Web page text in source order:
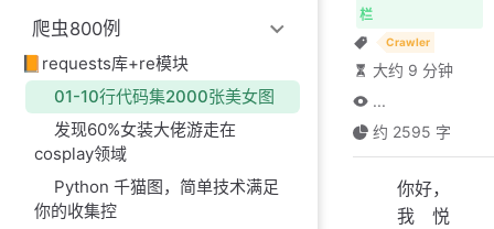
爬虫800例
📙requests库+re模块
01-10行代码集2000张美女图
发现60%女装大佬游走在
cosplay领域
Python 千猫图，简单技术满足
你的收集控
栏
Crawler
大约 9 分钟
...
约 2595 字
你好，
我悦